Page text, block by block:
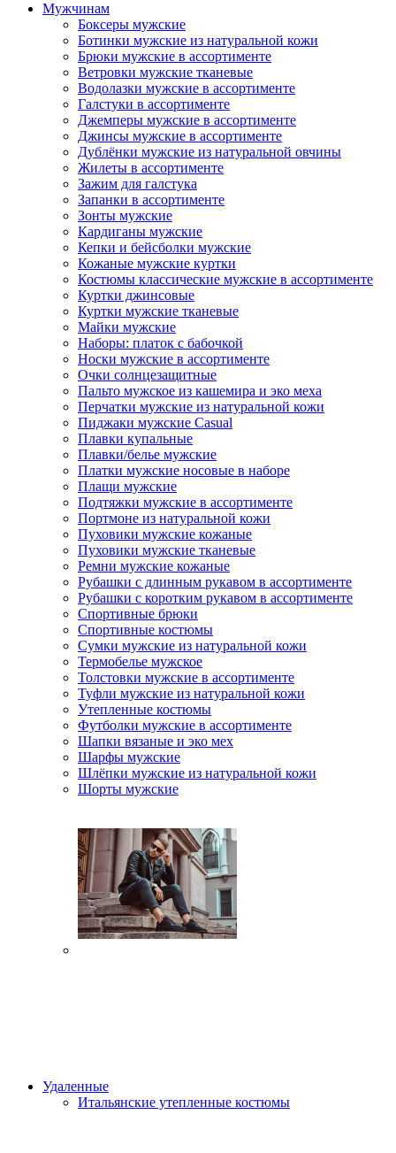
Мужчинам
Боксеры мужские
Ботинки мужские из натуральной кожи
Брюки мужские в ассортименте
Ветровки мужские тканевые
Водолазки мужские в ассортименте
Галстуки в ассортименте
Джемперы мужские в ассортименте
Джинсы мужские в ассортименте
Дублёнки мужские из натуральной овчины
Жилеты в ассортименте
Зажим для галстука
Запанки в ассортименте
Зонты мужские
Кардиганы мужские
Кепки и бейсболки мужские
Кожаные мужские куртки
Костюмы классические мужские в ассортименте
Куртки джинсовые
Куртки мужские тканевые
Майки мужские
Наборы: платок с бабочкой
Носки мужские в ассортименте
Очки солнцезащитные
Пальто мужское из кашемира и эко меха
Перчатки мужские из натуральной кожи
Пиджаки мужские Casual
Плавки купальные
Плавки/белье мужские
Платки мужские носовые в наборе
Плащи мужские
Подтяжки мужские в ассортименте
Портмоне из натуральной кожи
Пуховики мужские кожаные
Пуховики мужские тканевые
Ремни мужские кожаные
Рубашки с длинным рукавом в ассортименте
Рубашки с коротким рукавом в ассортименте
Спортивные брюки
Спортивные костюмы
Сумки мужские из натуральной кожи
Термобелье мужское
Толстовки мужские в ассортименте
Туфли мужские из натуральной кожи
Утепленные костюмы
Футболки мужские в ассортименте
Шапки вязаные и эко мех
Шарфы мужские
Шлёпки мужские из натуральной кожи
Шорты мужские
Удаленные
Итальянские утепленные костюмы